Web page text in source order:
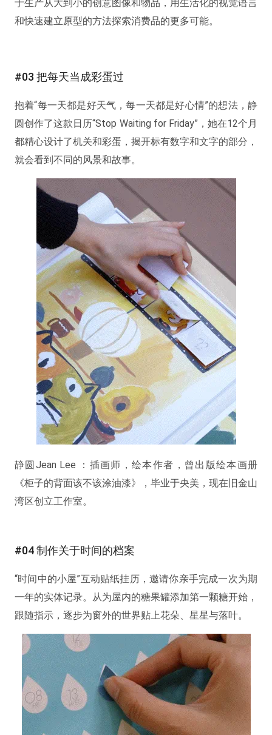
于生产从大到小的创意图像和物品，用生活化的视觉语言
和快速建立原型的方法探索消费品的更多可能。
#03 把每天当成彩蛋过
抱着“每一天都是好天气，每一天都是好心情”的想法，静
圆创作了这款日历“Stop Waiting for Friday”，她在12个月
都精心设计了机关和彩蛋，揭开标有数字和文字的部分，
就会看到不同的风景和故事。
静圆Jean Lee ：插画师，绘本作者，曾出版绘本画册
《柜子的背面该不该涂油漆》，毕业于央美，现在旧金山
湾区创立工作室。
#04 制作关于时间的档案
“时间中的小屋”互动贴纸挂历，邀请你亲手完成一次为期
一年的实体记录。从为屋内的糖果罐添加第一颗糖开始，
跟随指示，逐步为窗外的世界贴上花朵、星星与落叶。